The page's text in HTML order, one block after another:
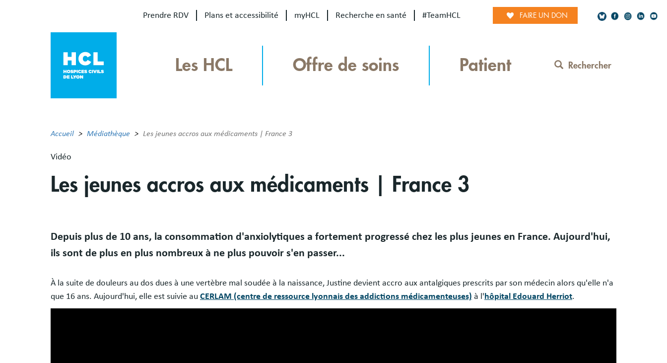
Prendre RDV Plans et accessibilité myHCL Recherche en santé #TeamHCL FAIRE UN DON
Network
Les HCL Offre de soins Patient Rechercher
Accueil Médiathèque Les jeunes accros aux médicaments | France 3
Vidéo
Les jeunes accros aux médicaments | France 3
Body
Depuis plus de 10 ans, la consommation d'anxiolytiques a fortement progressé chez les plus jeunes en France. Aujourd'hui,
ils sont de plus en plus nombreux à ne plus pouvoir s'en passer...
À la suite de douleurs au dos dues à une vertèbre mal soudée à la naissance, Justine devient accro aux antalgiques prescrits par son médecin alors qu'elle n'a
que 16 ans. Aujourd'hui, elle est suivie au CERLAM (centre de ressource lyonnais des addictions médicamenteuses) à l' hôpital Edouard Herriot.